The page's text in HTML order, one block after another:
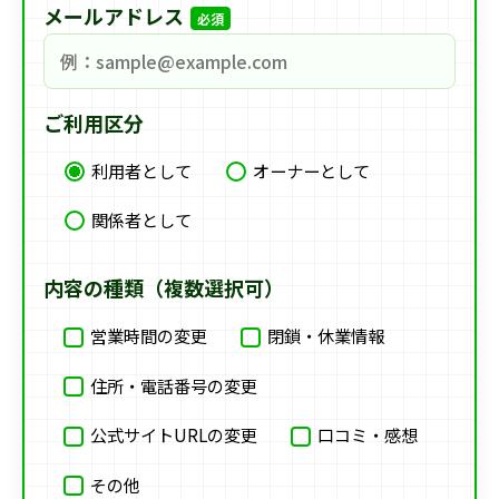
メールアドレス 必須
ご利用区分
利用者として
オーナーとして
関係者として
内容の種類（複数選択可）
営業時間の変更 閉鎖・休業情報
住所・電話番号の変更
公式サイトURLの変更 口コミ・感想
その他